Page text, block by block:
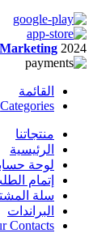
2024
القائمة
Categories
منتجاتنا
الرئيسية
لوحة
إتمام
سلة
البراندات
Contacts